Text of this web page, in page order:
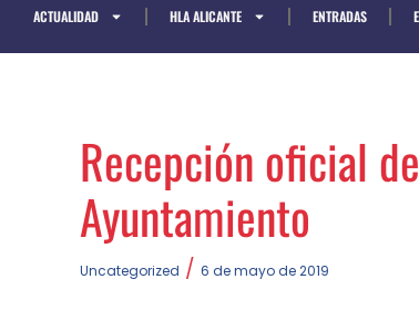
ACTUALIDAD HLA ALICANTE ENTRADAS
Recepción oficial
Ayuntamiento
Uncategorized / 6 de mayo de 2019